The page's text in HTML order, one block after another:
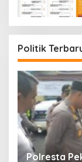
Politik
Polresta